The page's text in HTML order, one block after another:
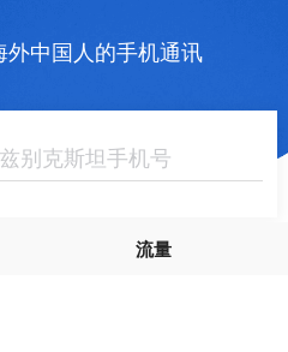
中国人的手机通讯
流量